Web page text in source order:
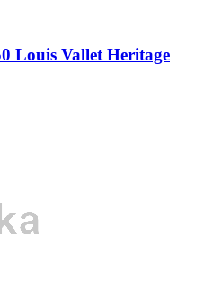
Louis Vallet Heritage